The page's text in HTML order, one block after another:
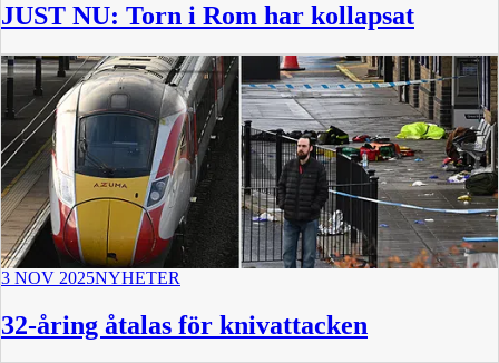
JUST NU: Torn i Rom har kollapsat
3 NOV 2025NYHETER
32-åring åtalas för knivattacken